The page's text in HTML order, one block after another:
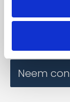
Neem